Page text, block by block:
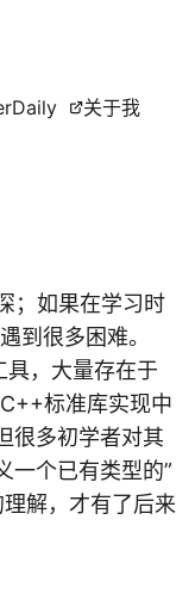
关于我
；如果在学习时
到很多困难。
，大量存在于
标准库实现中
很多初学者对其
一个已有类型的”
解，才有了后来